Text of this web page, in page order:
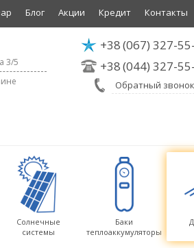
Блог Акции Кредит Контакты
3/5
+38(067) 327-
+38(044) 327-
Обратный звонок
Солнечные
системы
Баки
теплоаккумуляторы